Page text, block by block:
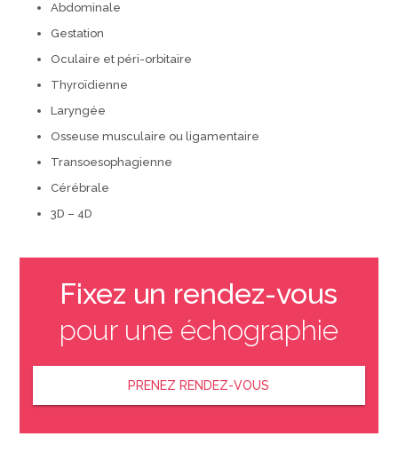
Abdominale
Gestation
Oculaire et péri-orbitaire
Thyroïdienne
Laryngée
Osseuse musculaire ou ligamentaire
Transoesophagienne
Cérébrale
3D – 4D
Fixez un rendez-vous
pour une échographie
PRENEZ RENDEZ-VOUS